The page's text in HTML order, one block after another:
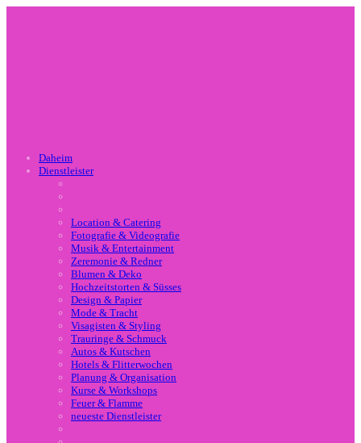
Daheim
Dienstleister
Location & Catering
Fotografie & Videografie
Musik & Entertainment
Zeremonie & Redner
Blumen & Deko
Hochzeitstorten & Süsses
Design & Papier
Mode & Tracht
Visagisten & Styling
Trauringe & Schmuck
Autos & Kutschen
Hotels & Flitterwochen
Planung & Organisation
Kurse & Workshops
Feuer & Flamme
neueste Dienstleister